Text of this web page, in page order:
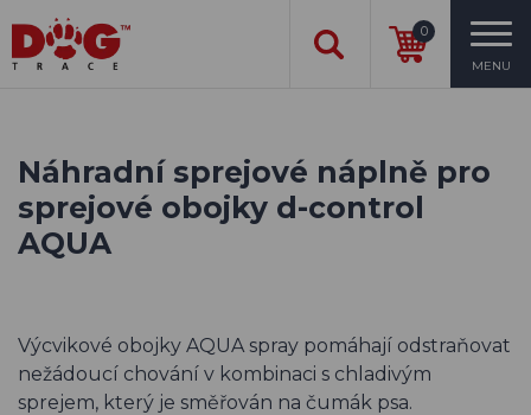
0
MENU
Náhradní sprejové náplně pro
sprejové obojky d-control
AQUA
Výcvikové obojky AQUA spray pomáhají odstraňovat
nežádoucí chování v kombinaci s chladivým
sprejem, který je směřován na čumák psa.